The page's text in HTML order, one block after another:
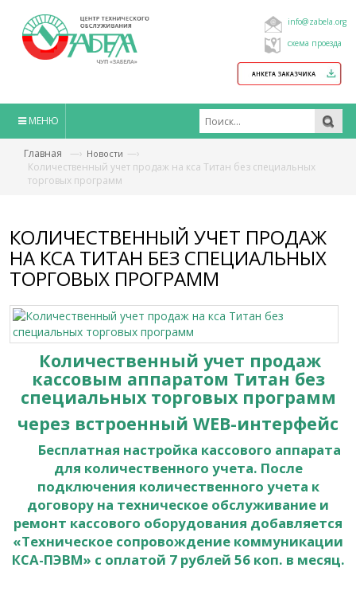
info@zabela.org
схема проезда
МЕНЮ
Главная —› Новости —›
Количественный учет продаж на кса Титан без специальных
торговых программ
КОЛИЧЕСТВЕННЫЙ УЧЕТ ПРОДАЖ
НА КСА ТИТАН БЕЗ СПЕЦИАЛЬНЫХ
ТОРГОВЫХ ПРОГРАММ
Количественный учет продаж
кассовым аппаратом Титан без
специальных торговых программ
через встроенный WEB-интерфейс
Бесплатная настройка кассового аппарата
для количественного учета. После
подключения количественного учета к
договору на техническое обслуживание и
ремонт кассового оборудования добавляется
«Техническое сопровождение коммуникации
КСА-ПЭВМ» с оплатой 7 рублей 56 коп. в месяц.